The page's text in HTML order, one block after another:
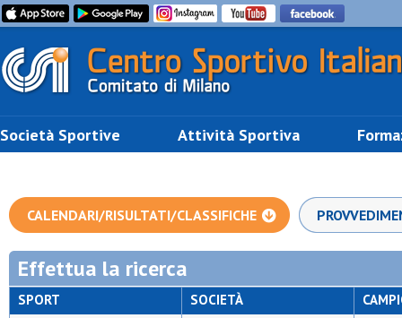
Società Sportive Attività Sportiva
CALENDARI/RISULTATI/CLASSIFICHE
Effettua la ricerca
SPORT SOCIETÀ